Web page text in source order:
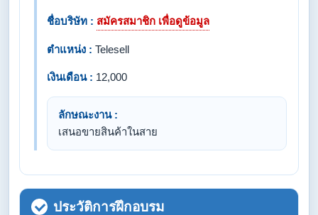
ชื่อบริษัท : สมัครสมาชิก เพื่อดูข้อมูล
ตำแหน่ง : Telesell
เงินเดือน : 12,000
ลักษณะงาน :
เสนอขายสินค้าในสาย
ประวัติการฝึกอบรม